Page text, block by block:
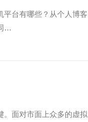
平台有哪些？从个人博客
…
。面对市面上众多的虚拟